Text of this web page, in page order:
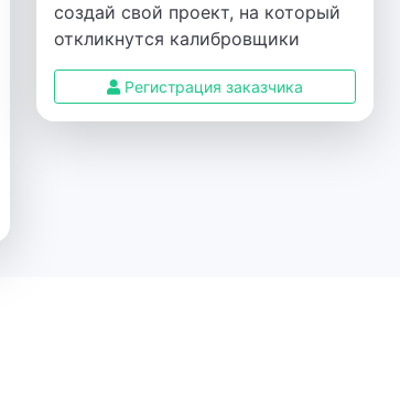
создай свой проект, на который
откликнутся калибровщики
Регистрация заказчика